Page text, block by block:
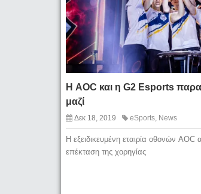
Η AOC και η G2 Esports
μαζί
Δεκ 18, 2019 eSports News
Η εξειδικευμένη εταιρία οθονών AOC
επέκταση της χορηγίας